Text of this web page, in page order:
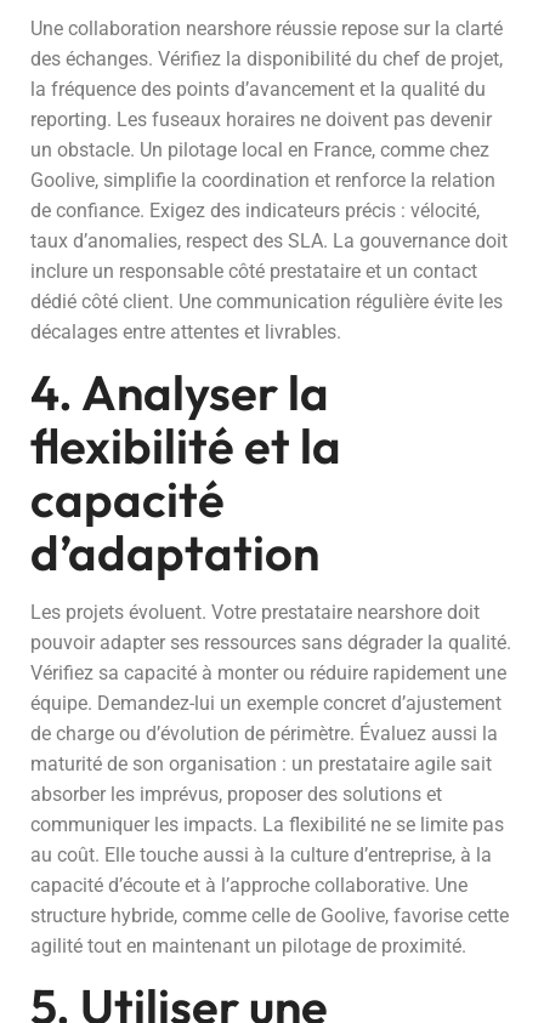
Une collaboration nearshore réussie repose sur la clarté
des échanges. Vérifiez la disponibilité du chef de projet,
la fréquence des points d’avancement et la qualité du
reporting. Les fuseaux horaires ne doivent pas devenir
un obstacle. Un pilotage local en France, comme chez
Goolive, simplifie la coordination et renforce la relation
de confiance. Exigez des indicateurs précis : vélocité,
taux d’anomalies, respect des SLA. La gouvernance doit
inclure un responsable côté prestataire et un contact
dédié côté client. Une communication régulière évite les
décalages entre attentes et livrables.
4. Analyser la
flexibilité et la
capacité
d’adaptation
Les projets évoluent. Votre prestataire nearshore doit
pouvoir adapter ses ressources sans dégrader la qualité.
Vérifiez sa capacité à monter ou réduire rapidement une
équipe. Demandez-lui un exemple concret d’ajustement
de charge ou d’évolution de périmètre. Évaluez aussi la
maturité de son organisation : un prestataire agile sait
absorber les imprévus, proposer des solutions et
communiquer les impacts. La flexibilité ne se limite pas
au coût. Elle touche aussi à la culture d’entreprise, à la
capacité d’écoute et à l’approche collaborative. Une
structure hybride, comme celle de Goolive, favorise cette
agilité tout en maintenant un pilotage de proximité.
5. Utiliser une